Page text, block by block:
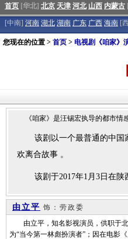
首页 [华北] 北京 天津 河北 山西 内蒙古
[中南] 河南 湖北 湖南 广东 广西 海南 [
您现在的位置 > 首页 > 电视剧《咱家》
《咱家》是汪锡宏执导的都市情
该剧以一个最普通的中国
欢离合故事 。
该剧于2017年1月3日在
由立平 饰：劳政委
由立平，知名影视演员，供职于北
为“当今第一林彪扮演者”；因在电影